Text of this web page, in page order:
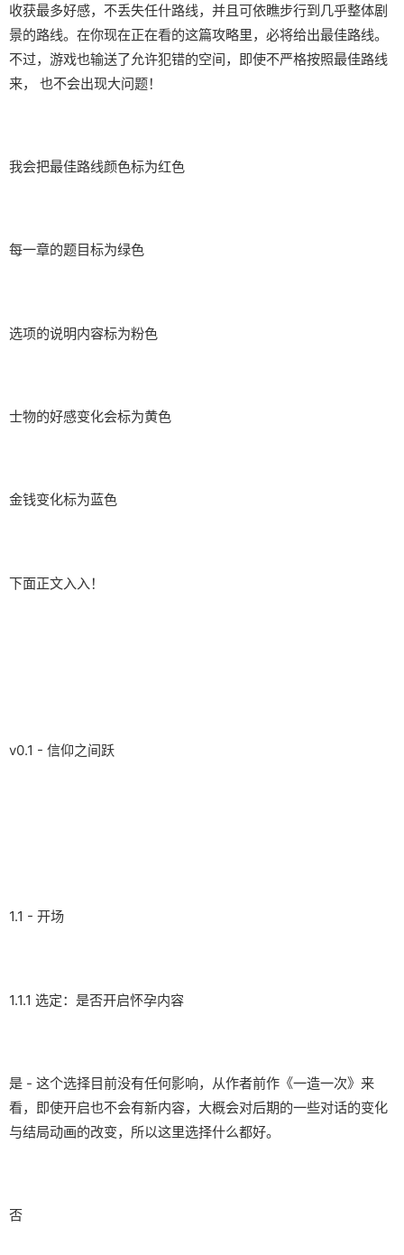
收获最多好感，不丢失任什路线，并且可依瞧步行到几乎整体剧
景的路线。在你现在正在看的这篇攻略里，必将给出最佳路线。
不过，游戏也输送了允许犯错的空间，即使不严格按照最佳路线
来， 也不会出现大问题！
我会把最佳路线颜色标为红色
每一章的题目标为绿色
选项的说明内容标为粉色
士物的好感变化会标为黄色
金钱变化标为蓝色
下面正文入入！
v0.1 - 信仰之间跃
1.1 - 开场
1.1.1 选定：是否开启怀孕内容
是 - 这个选择目前没有任何影响，从作者前作《一造一次》来
看，即使开启也不会有新内容，大概会对后期的一些对话的变化
与结局动画的改变，所以这里选择什么都好。
否